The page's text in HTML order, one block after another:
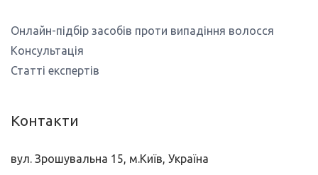
Онлайн-підбір засобів проти випадіння волосся
Консультація
Статті експертів
Контакти
вул. Зрошувальна 15, м.Київ, Україна